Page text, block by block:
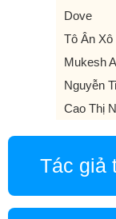
Dove
Tô Ân Xô
Mukesh
Nguyễn
Cao Thị
Tác giả